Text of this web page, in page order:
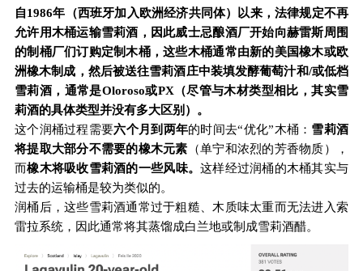
自1986年（西班牙加入欧洲经济共同体）以来，法律规定不再
允许用木桶运输雪莉酒，因此威士忌酿酒厂开始向赫雷斯周围
的制桶厂们订购定制木桶，这些木桶通常由新的美国橡木或欧
洲橡木制成，然后被送往雪莉酒庄中装填发酵葡萄汁和/或低档
雪莉酒，通常是Oloroso或PX（尽管与木材类型相比，其实雪
莉酒的具体类型并没有多大区别）。
这个润桶过程需要六个月到两年的时间去“优化”木桶： 雪莉酒
将提取大部分不需要的橡木元素 （单宁和浓烈的芳香物质），
而橡木将吸收雪莉酒的一些风味。这样经过润桶的木桶其实与
过去的运输桶是较为类似的。
润桶后，这些雪莉酒通常过于粗糙、木质味太重而无法进入索
雷拉系统，因此通常将其蒸馏成白兰地或制成雪莉酒醋。